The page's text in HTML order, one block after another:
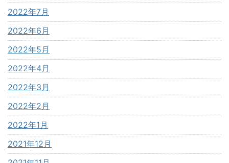
2022年7月
2022年6月
2022年5月
2022年4月
2022年3月
2022年2月
2022年1月
2021年12月